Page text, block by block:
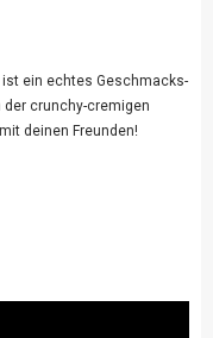
ist ein echtes Geschmacks-
crunchy-cremigen
deinen Freunden!